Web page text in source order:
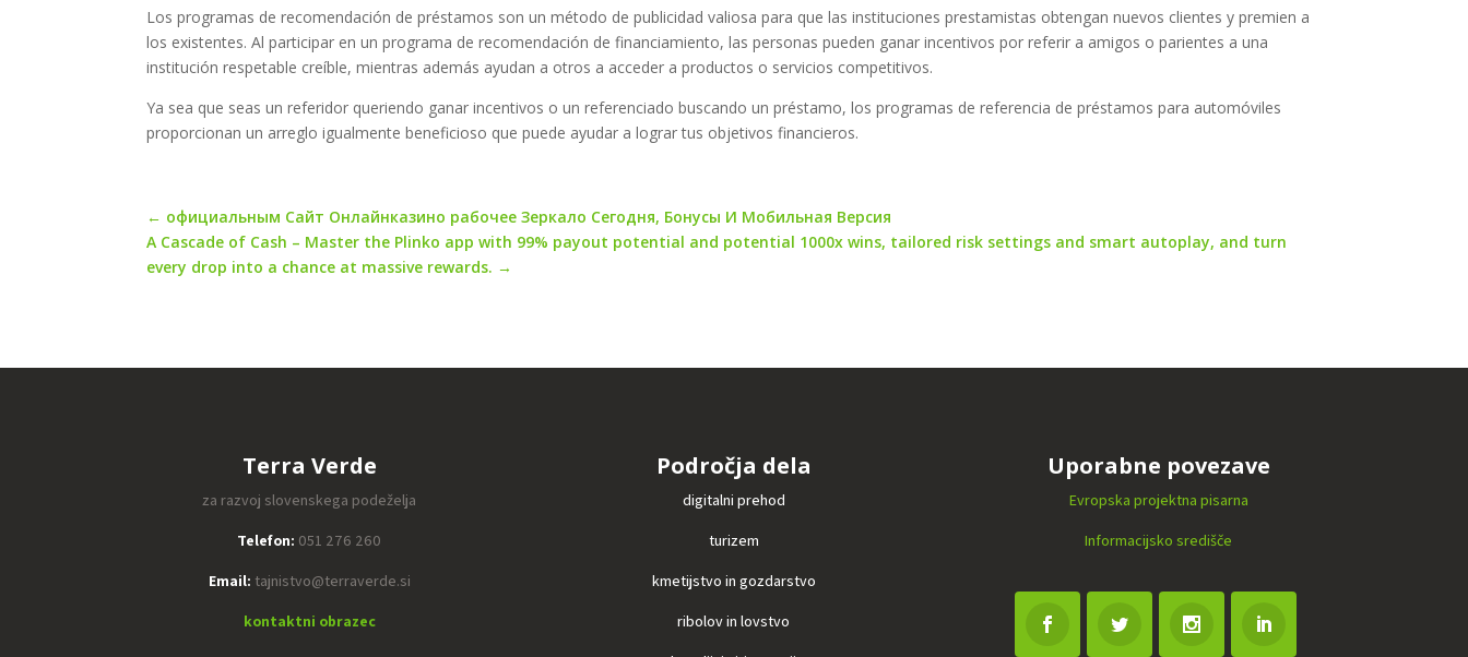
Los programas de recomendación de préstamos son un método de publicidad valiosa para que las instituciones prestamistas obtengan nuevos clientes y premien a
los existentes. Al participar en un programa de recomendación de financiamiento, las personas pueden ganar incentivos por referir a amigos o parientes a una
institución respetable creíble, mientras además ayudan a otros a acceder a productos o servicios competitivos.
Ya sea que seas un referidor queriendo ganar incentivos o un referenciado buscando un préstamo, los programas de referencia de préstamos para automóviles
proporcionan un arreglo igualmente beneficioso que puede ayudar a lograr tus objetivos financieros.
← официальным Сайт Онлайнказино рабочее Зеркало Сегодня, Бонусы И Мобильная Версия
A Cascade of Cash – Master the Plinko app with 99% payout potential and potential 1000x wins, tailored risk settings and smart autoplay, and turn
every drop into a chance at massive rewards. →
Terra Verde
za razvoj slovenskega podeželja
Telefon: 051 276 260
Email: tajnistvo@terraverde.si
kontaktni obrazec
Področja dela
digitalni prehod
turizem
kmetijstvo in gozdarstvo
ribolov in lovstvo
Uporabne povezave
Evropska projektna pisarna
Informacijsko središče